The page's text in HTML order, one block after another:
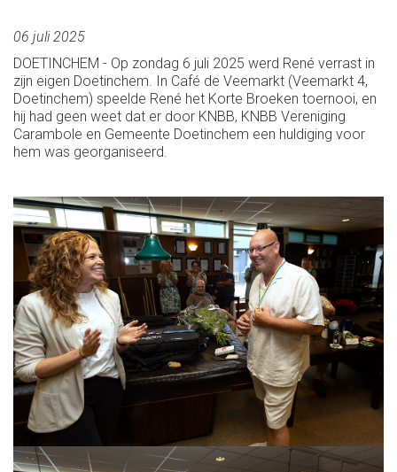
06 juli 2025
DOETINCHEM - Op zondag 6 juli 2025 werd René verrast in
zijn eigen Doetinchem. In Café de Veemarkt (Veemarkt 4,
Doetinchem) speelde René het Korte Broeken toernooi, en
hij had geen weet dat er door KNBB, KNBB Vereniging
Carambole en Gemeente Doetinchem een huldiging voor
hem was georganiseerd.